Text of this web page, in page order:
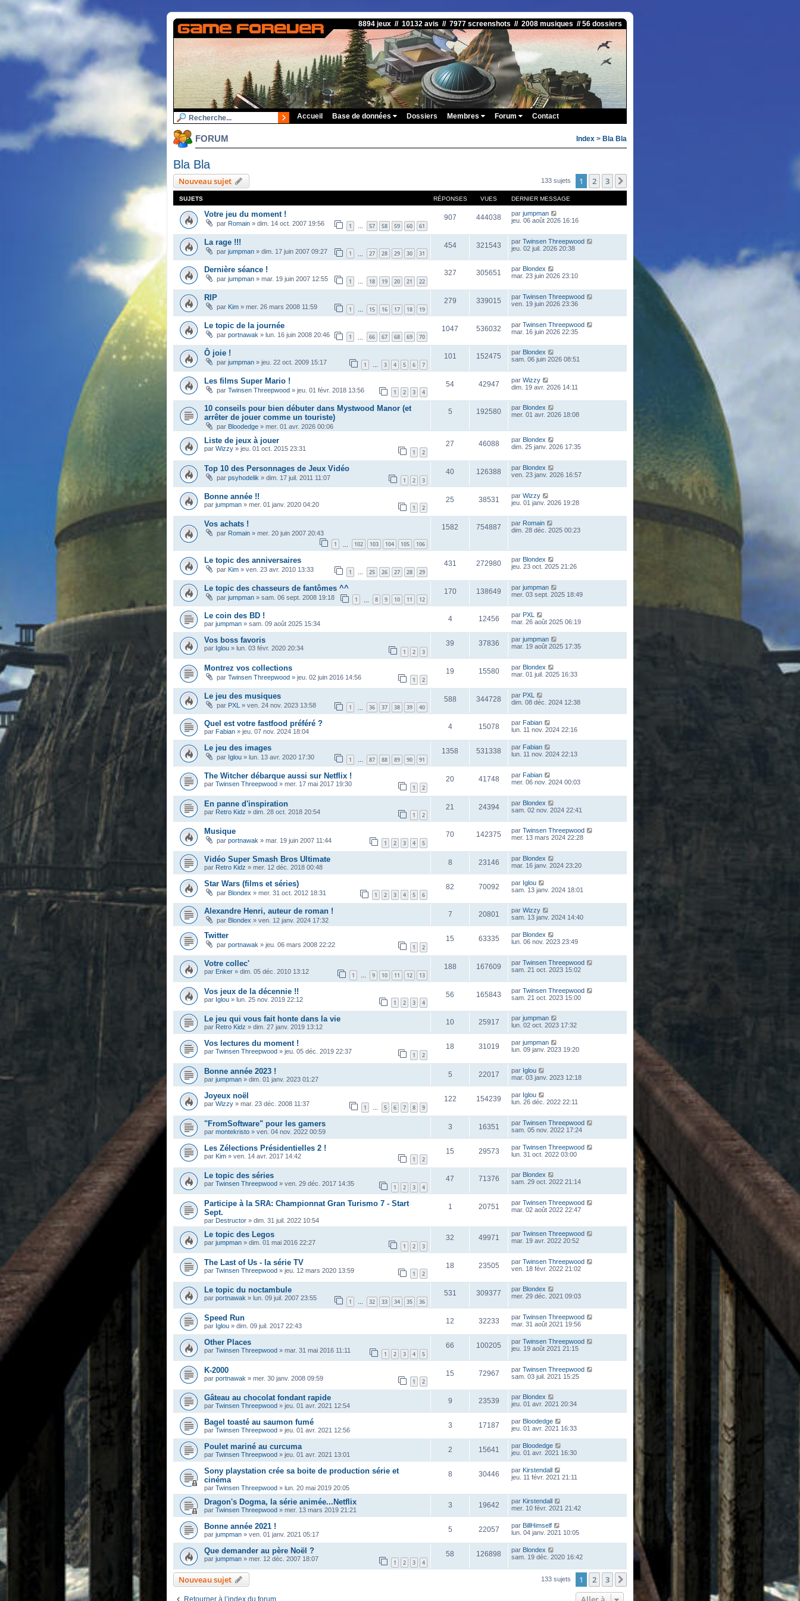
8894 jeux // 10132 avis // 7977 screenshots // 2008 musiques // 56 dossiers
Accueil Base de données Dossiers Membres Forum Contact
FORUM Index > Bla Bla
Bla Bla
Nouveau sujet 133 sujets 1 2 3
SUJETS RÉPONSES VUES DERNIER MESSAGE
Votre jeu du moment !
par Romain » dim. 14 oct. 2007 19:56 1 … 57 58 59 60 61
907 444038 par jumpman
jeu. 06 août 2026 16:16
La rage !!!
par jumpman » dim. 17 juin 2007 09:27 1 27 28 29 30 31
454 321543 par Twinsen Threepwood
jeu. 02 juil. 2026 20:38
Dernière séance !
par jumpman » mar. 19 juin 2007 12:55 1 … 18 19 20 21 22
327 305651 par Blondex
mar. 23 juin 2026 23:10
RIP
par Kim » mer. 26 mars 2008 11:59 1 … 15 16 17 18 19
279 339015 par Twinsen Threepwood
ven. 19 juin 2026 23:36
Le topic de la journée
par portnawak » lun. 16 juin 2008 20:46 1 66 67 68 69 70
1047 536032 par Twinsen Threepwood
mar. 16 juin 2026 22:35
Ô joie !
par jumpman » jeu. 22 oct. 2009 15:17 1 … 3 4 5 6 7
101 152475 par Blondex
sam. 06 juin 2026 08:51
Les films Super Mario !
par Twinsen Threepwood » jeu. 01 févr. 2018 13:56 1 2 3 4
54 42947 par Wizzy
dim. 19 avr. 2026 14:11
10 conseils pour bien débuter dans Mystwood Manor (et
arrêter de jouer comme un touriste)
par Bloodedge » mer. 01 avr. 2026 00:06
5 192580 par Blondex
mer. 01 avr. 2026 18:08
Liste de jeux à jouer
par Wizzy » jeu. 01 oct. 2015 23:31 1 2
27 46088 par Blondex
dim. 25 janv. 2026 17:35
Top 10 des Personnages de Jeux Vidéo
par psyhodelik » dim. 17 juil. 2011 11:07 1 2 3
40 126388 par Blondex
ven. 23 janv. 2026 16:57
Bonne année !!
par jumpman » mer. 01 janv. 2020 04:20 1 2
25 38531 par Wizzy
jeu. 01 janv. 2026 19:28
Vos achats !
par Romain » mer. 20 juin 2007 20:43
1 102 103 104 105 106
1582 754887 par Romain
dim. 28 déc. 2025 00:23
Le topic des anniversaires
par Kim » ven. 23 avr. 2010 13:33 1 … 25 26 27 28 29
431 272980 par Blondex
jeu. 23 oct. 2025 21:26
Le topic des chasseurs de fantômes ^^
par jumpman » sam. 06 sept. 2008 19:18 1 8 9 10 11 12
170 138649 par jumpman
mer. 03 sept. 2025 18:49
Le coin des BD !
par jumpman » sam. 09 août 2025 15:34
4 12456 par PXL
mar. 26 août 2025 06:19
Vos boss favoris
par Iglou » lun. 03 févr. 2020 20:34 1 2 3
39 37836 par jumpman
mar. 19 août 2025 17:35
Montrez vos collections
par Twinsen Threepwood » jeu. 02 juin 2016 14:56 1 2
19 15580 par Blondex
mar. 01 juil. 2025 16:33
Le jeu des musiques
par PXL » ven. 24 nov. 2023 13:58 1 36 37 38 39 40
588 344728 par PXL
dim. 08 déc. 2024 12:38
Quel est votre fastfood préféré ?
par Fabian » jeu. 07 nov. 2024 18:04
4 15078 par Fabian
lun. 11 nov. 2024 22:16
Le jeu des images
par Iglou » lun. 13 avr. 2020 17:30 1 … 87 88 89 90 91
1358 531338 par Fabian
lun. 11 nov. 2024 22:13
The Witcher débarque aussi sur Netflix !
par Twinsen Threepwood » mer. 17 mai 2017 19:30 1 2
20 41748 par Fabian
mer. 06 nov. 2024 00:03
En panne d'inspiration
par Retro Kidz » dim. 28 oct. 2018 20:54 1 2
21 24394 par Blondex
sam. 02 nov. 2024 22:41
Musique
par portnawak » mar. 19 juin 2007 11:44 1 2 3 4 5
70 142375 par Twinsen Threepwood
mer. 13 mars 2024 22:28
Vidéo Super Smash Bros Ultimate
par Retro Kidz » mer. 12 déc. 2018 00:48
8 23146 par Blondex
mar. 16 janv. 2024 23:20
Star Wars (films et séries)
par Blondex » mer. 31 oct. 2012 18:31 1 2 3 4 5 6
82 70092 par Iglou
sam. 13 janv. 2024 18:01
Alexandre Henri, auteur de roman !
par Blondex » ven. 12 janv. 2024 17:32
7 20801 par Wizzy
sam. 13 janv. 2024 14:40
Twitter
par portnawak » jeu. 06 mars 2008 22:22 1 2
15 63335 par Blondex
lun. 06 nov. 2023 23:49
Votre collec'
par Enker » dim. 05 déc. 2010 13:12 1 … 9 10 11 12 13
188 167609 par Twinsen Threepwood
sam. 21 oct. 2023 15:02
Vos jeux de la décennie !!
par Iglou » lun. 25 nov. 2019 22:12 1 2 3 4
56 165843 par Twinsen Threepwood
sam. 21 oct. 2023 15:00
Le jeu qui vous fait honte dans la vie
par Retro Kidz » dim. 27 janv. 2019 13:12
10 25917 par jumpman
lun. 02 oct. 2023 17:32
Vos lectures du moment !
par Twinsen Threepwood » jeu. 05 déc. 2019 22:37 1 2
18 31019 par jumpman
lun. 09 janv. 2023 19:20
Bonne année 2023 !
par jumpman » dim. 01 janv. 2023 01:27
5 22017 par Iglou
mar. 03 janv. 2023 12:18
Joyeux noël
par Wizzy » mar. 23 déc. 2008 11:37 1 … 5 6 7 8 9
122 154239 par Iglou
lun. 26 déc. 2022 22:11
"FromSoftware" pour les gamers
par montekristo » ven. 04 nov. 2022 00:59
3 16351 par Twinsen Threepwood
sam. 05 nov. 2022 17:24
Les Zélections Présidentielles 2 !
par Kim » ven. 14 avr. 2017 14:42 1 2
15 29573 par Twinsen Threepwood
lun. 31 oct. 2022 03:00
Le topic des séries
par Twinsen Threepwood » ven. 29 déc. 2017 14:35 1 2 3 4
47 71376 par Blondex
sam. 29 oct. 2022 21:14
Participe à la SRA: Championnat Gran Turismo 7 - Start
Sept.
par Destructor » dim. 31 juil. 2022 10:54
1 20751 par Twinsen Threepwood
mar. 02 août 2022 22:47
Le topic des Legos
par jumpman » dim. 01 mai 2016 22:27 1 2 3
32 49971 par Twinsen Threepwood
mar. 19 avr. 2022 20:52
The Last of Us - la série TV
par Twinsen Threepwood » jeu. 12 mars 2020 13:59 1 2
18 23505 par Twinsen Threepwood
ven. 18 févr. 2022 21:02
Le topic du noctambule
par portnawak » lun. 09 juil. 2007 23:55 1 … 32 33 34 35 36
531 309377 par Blondex
mer. 29 déc. 2021 09:03
Speed Run
par Iglou » dim. 09 juil. 2017 22:43
12 32233 par Twinsen Threepwood
mar. 31 août 2021 19:56
Other Places
par Twinsen Threepwood » mar. 31 mai 2016 11:11 1 2 3 4 5
66 100205 par Twinsen Threepwood
jeu. 19 août 2021 21:15
K-2000
par portnawak » mer. 30 janv. 2008 09:59 1 2
15 72967 par Twinsen Threepwood
sam. 03 juil. 2021 15:25
Gâteau au chocolat fondant rapide
par Twinsen Threepwood » jeu. 01 avr. 2021 12:54
9 23539 par Blondex
jeu. 01 avr. 2021 20:34
Bagel toasté au saumon fumé
par Twinsen Threepwood » jeu. 01 avr. 2021 12:56
3 17187 par Bloodedge
jeu. 01 avr. 2021 16:33
Poulet mariné au curcuma
par Twinsen Threepwood » jeu. 01 avr. 2021 13:01
2 15641 par Bloodedge
jeu. 01 avr. 2021 16:30
Sony playstation crée sa boite de production série et
cinéma
par Twinsen Threepwood » lun. 20 mai 2019 20:05
8 30446 par Kirstendall
jeu. 11 févr. 2021 21:11
Dragon's Dogma, la série animée...Netflix
par Twinsen Threepwood » mer. 13 mars 2019 21:21
3 19642 par Kirstendall
mer. 10 févr. 2021 21:42
Bonne année 2021 !
par jumpman » ven. 01 janv. 2021 05:17
5 22057 par BillHimself
lun. 04 janv. 2021 10:05
Que demander au père Noël ?
par jumpman » mer. 12 déc. 2007 18:07 1 2 3 4
58 126898 par Blondex
sam. 19 déc. 2020 16:42
Nouveau sujet 133 sujets 1 2 3 Suivante
Retourner à l’index du forum